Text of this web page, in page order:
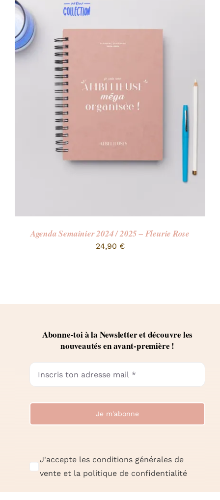
Agenda Semainier 2024 / 2025 – Fleurie Rose
24,90 €
Abonne-toi à la Newsletter et découvre les
nouveautés en avant-première !
Je m'abonne
J'accepte les conditions générales de
vente et la politique de confidentialité